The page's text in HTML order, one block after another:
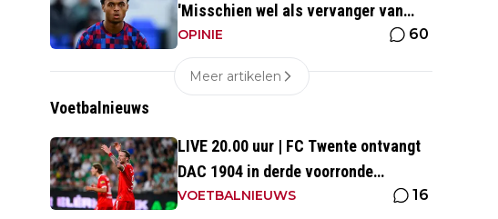
'Misschien wel als vervanger van
Mika Godts'
OPINIE 60
Meer artikelen
Voetbalnieuws
LIVE 20.00 uur | FC Twente ontvangt
DAC 1904 in derde voorronde
Conference League
VOETBALNIEUWS 16